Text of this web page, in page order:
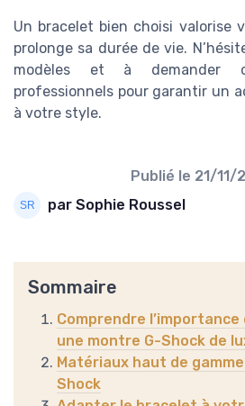
Un bracelet bien choisi valorise
prolonge sa durée de vie.
modèles et à demander
professionnels pour garantir un
à votre style.
Publié le 21/11/
par Sophie Roussel
Sommaire
Comprendre
une montre G-Shock de
Matériaux haut de
Shock